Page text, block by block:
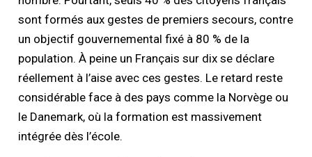
sont formés aux gestes de premiers secours, contre
un objectif gouvernemental fixé à 80 % de la
population. À peine un Français sur dix se déclare
réellement à l’aise avec ces gestes. Le retard reste
considérable face à des pays comme la Norvège ou
le Danemark, où la formation est massivement
intégrée dès l’école.